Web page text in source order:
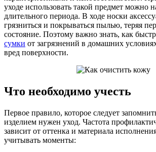
уходе использовать такой предмет можно
длительного периода. В ходе носки
грязниться и покрываться пылью, теряя
состояние. Поэтому важно знать, как
сумки от загрязнений в домашних
вред поверхности.
Что необходимо учесть
Первое правило, которое следует
изделием нужен уход. Частота
зависит от оттенка и материала
учитывать моменты: